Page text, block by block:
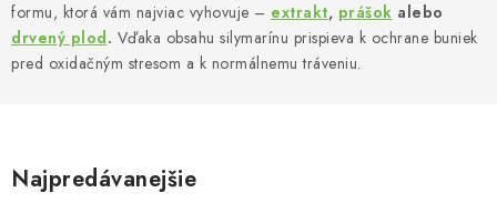
ZĽAVY, AKCIE
ZLOŽKY
MUŽI
formu, ktorá vám najviac vyhovuje – extrakt, prášok alebo
drvený plod. Vďaka obsahu silymarínu prispieva k ochrane buniek
pred oxidačným stresom a k normálnemu tráveniu.
Najpredávanejšie